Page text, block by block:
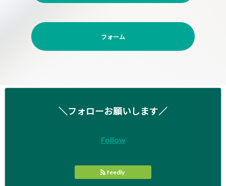
フォーム
＼フォローお願いします／
Follow
feedly